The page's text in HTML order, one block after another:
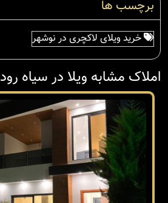
برچسب ها
خرید ویلای لاکچری در نوشهر
املاک مشابه ویلا در سیاه رود